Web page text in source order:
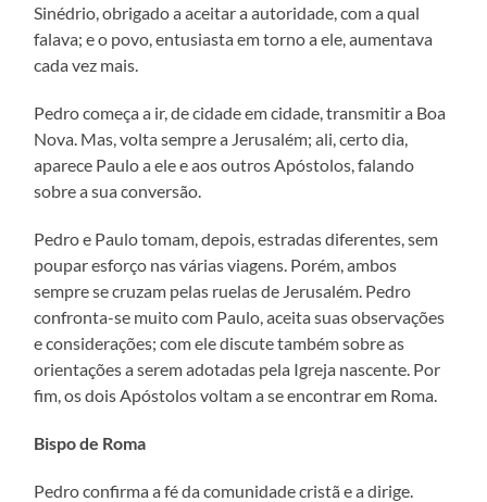
Sinédrio, obrigado a aceitar a autoridade, com a qual
falava; e o povo, entusiasta em torno a ele, aumentava
cada vez mais.
Pedro começa a ir, de cidade em cidade, transmitir a Boa
Nova. Mas, volta sempre a Jerusalém; ali, certo dia,
aparece Paulo a ele e aos outros Apóstolos, falando
sobre a sua conversão.
Pedro e Paulo tomam, depois, estradas diferentes, sem
poupar esforço nas várias viagens. Porém, ambos
sempre se cruzam pelas ruelas de Jerusalém. Pedro
confronta-se muito com Paulo, aceita suas observações
e considerações; com ele discute também sobre as
orientações a serem adotadas pela Igreja nascente. Por
fim, os dois Apóstolos voltam a se encontrar em Roma.
Bispo de Roma
Pedro confirma a fé da comunidade cristã e a dirige.